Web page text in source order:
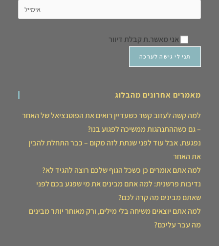
אני מאשר.ת קבלת דיוור
מאמרים אחרונים מהבלוג
למה קשה לעזוב קשר כשעדיין רואים את הפוטנציאל של האחר
– גם כשההתנהגות ממשיכה לפגוע בנו?
נפגעת. אבל עוד לפני שנתת לזה מקום – כבר התחלת להבין
את האחר
למה אתם אומרים כן כשכל הגוף שלכם רוצה להגיד לא?
נדיבות פרשנית: למה אתם מבינים את מי שפגע בכם לפני
שאתם מבינים מה קרה לכם?
למה אתם יוצאים משיחה בלי מילים, ורק מאוחר יותר מבינים
מה עבר עליכם?